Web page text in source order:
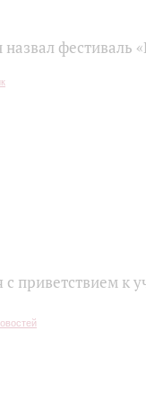
фестиваль
с приветствием к